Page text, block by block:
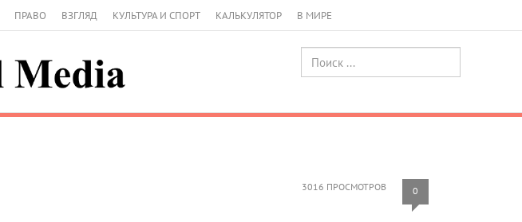
ПРАВО ВЗГЛЯД КУЛЬТУРА И СПОРТ КАЛЬКУЛЯТОР В МИРЕ
3016 ПРОСМОТРОВ 0